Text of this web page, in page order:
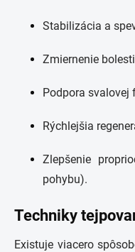
Stabilizácia a
Zmiernenie
Podpora svalovej
Rýchlejšia
Zlepšenie
pohybu).
Techniky
Existuje viacero